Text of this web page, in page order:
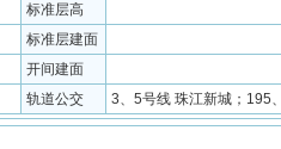
标准层高
标准层建面
开间建面
轨道公交 3、5号线 珠江新城；195